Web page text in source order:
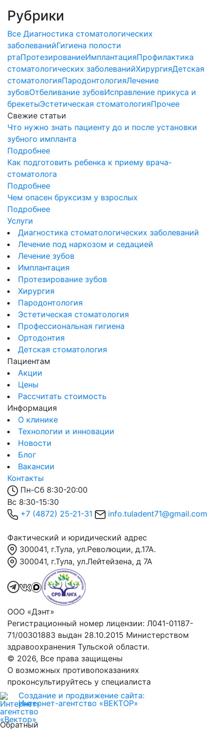
Рубрики
Все Диагностика стоматологических
заболеванийГигиена полости
ртаПротезированиеИмплантацияПрофилактика
стоматологических заболеванийХирургияДетская
стоматологияПародонтологияЛечение
зубовОтбеливание зубовИсправление прикуса и
брекетыЭстетическая стоматологияПрочее
Свежие статьи
Что нужно знать пациенту до и после установки
зубного импланта
Подробнее
Как подготовить ребенка к приему врача-
стоматолога
Подробнее
Чем опасен бруксизм у взрослых
Подробнее
Услуги
Диагностика стоматологических заболеваний
Лечение под наркозом и седацией
Лечение зубов
Имплантация
Протезирование зубов
Хирургия
Пародонтология
Эстетическая стоматология
Профессиональная гигиена
Ортодонтия
Детская стоматология
Пациентам
Акции
Цены
Рассчитать стоимость
Информация
О клинике
Технологии и инновации
Новости
Блог
Вакансии
Контакты
Пн-Сб 8:30-20:00
Вс 8:30-15:30
+7 (4872) 25-21-31
info.tuladent71@gmail.com
Фактический и юридический адрес
300041, г.Тула, ул.Революции, д.17А.
300041, г.Тула, ул.Лейтейзена, д 7А
ООО «Дэнт»
Регистрационный номер лицензии: Л041-01187-
71/00301883 выдан 28.10.2015 Министерством
здравоохранения Тульской области.
© 2026, Все права защищены
О возможных противопоказаниях
проконсультируйтесь у специалиста
Создание и продвижение сайта:
Интернет-агентство «ВЕКТОР»
Обратный